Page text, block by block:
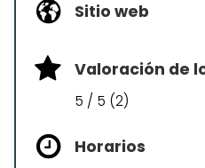
Sitio web
Valoración de
5 / 5 (2)
Horarios